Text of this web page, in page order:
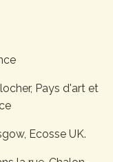
Pays d'art et
Ecosse UK.